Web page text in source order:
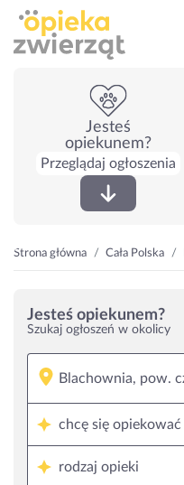
Jesteś
opiekunem?
Przeglądaj ogłoszenia
Strona główna Cała Polska
Jesteś opiekunem?
Szukaj ogłoszeń w okolicy
chcę się opiekować
rodzaj opieki